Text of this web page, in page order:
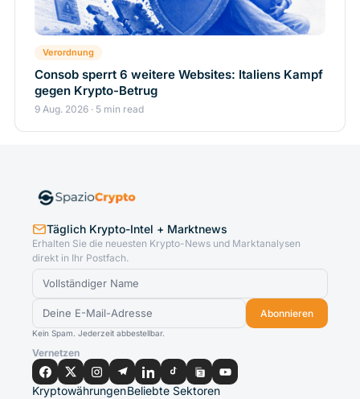
Verordnung
Consob sperrt 6 weitere Websites: Italiens Kampf
gegen Krypto-Betrug
9 Aug. 2026 · 5 min read
Täglich Krypto-Intel + Marktnews
Erhalten Sie die neuesten Krypto-News und Marktanalysen
direkt in Ihr Postfach.
Abonnieren
Kein Spam. Jederzeit abbestellbar.
Vernetzen
KryptowährungenBeliebte Sektoren